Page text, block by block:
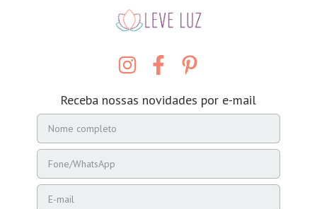
Receba nossas novidades por e-mail